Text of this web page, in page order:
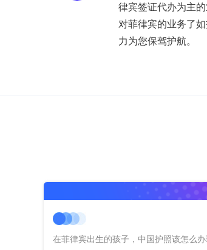
律宾签证代办为主
对菲律宾的业务了
力为您保驾护航。
在菲律宾出生的孩子，中国护照该怎么办